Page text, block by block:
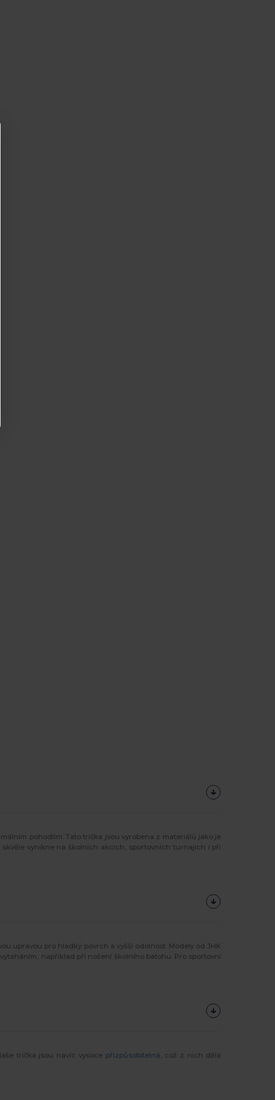
pohodlím. Tato trička jsou vyrobena z materiálů jako je
vynikne na školních akcích, sportovních turnajích i při
úpravou pro hladký povrch a vyšší odolnost. Modely od JHK
například při nošení školního batohu. Pro sportovní
trička jsou navíc vysoce přizpůsobitelná , což z nich dělá